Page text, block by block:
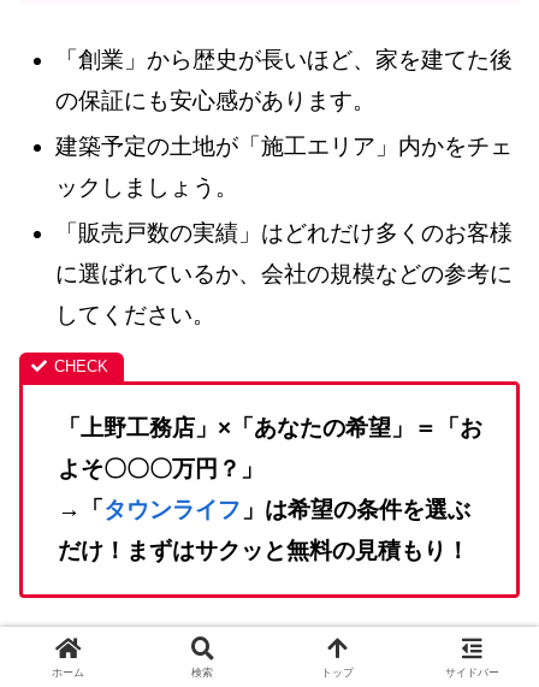
「創業」から歴史が長いほど、家を建てた後
の保証にも安心感があります。
建築予定の土地が「施工エリア」内かをチェ
ックしましょう。
「販売戸数の実績」はどれだけ多くのお客様
に選ばれているか、会社の規模などの参考に
してください。
「上野工務店」×「あなたの希望」＝「お
よそ〇〇〇万円？」
→「タウンライフ 」は希望の条件を選ぶ
だけ！まずはサクッと無料の見積もり！
ホーム 検索 トップ サイドバー